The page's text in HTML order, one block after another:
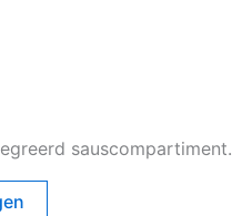
sauscompartiment.